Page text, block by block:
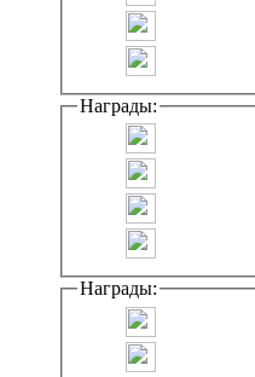
Награды:
Награды: